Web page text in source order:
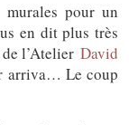
murales pour un
en dit plus très
l’Atelier David
arriva… Le coup